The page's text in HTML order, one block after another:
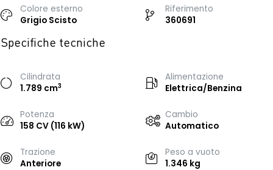
Colore esterno
Grigio Scisto
Riferimento
360691
Specifiche tecniche
Cilindrata
1.789 cm3
Alimentazione
Elettrica/Benzina
Potenza
158 CV (116 kW)
Cambio
Automatico
Trazione
Anteriore
Peso a vuoto
1.346 kg